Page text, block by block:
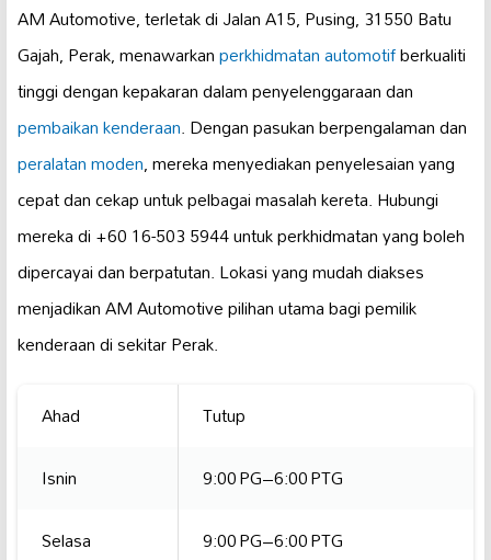
AM Automotive, terletak di Jalan A15, Pusing, 31550 Batu
Gajah, Perak, menawarkanperkhidmatan automotifberkualiti
tinggi dengan kepakaran dalam penyelenggaraan dan
pembaikan kenderaan. Dengan pasukan berpengalaman dan
peralatan moden, mereka menyediakan penyelesaian yang
cepat dan cekap untuk pelbagai masalah kereta. Hubungi
mereka di +60 16-503 5944 untuk perkhidmatan yang boleh
dipercayai dan berpatutan. Lokasi yang mudah diakses
menjadikan AM Automotive pilihan utama bagi pemilik
kenderaan di sekitar Perak.
Ahad
Tutup
Isnin
9:00 PG–6:00 PTG
Selasa
9:00 PG–6:00 PTG